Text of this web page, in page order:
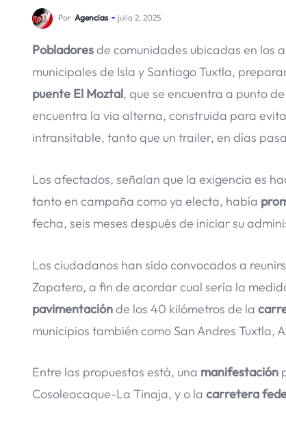
Por Agencias julio 2, 2025
Pobladoresde comunidades ubicadas en los
municipales de Isla y Santiago Tuxtla,
puente El Moztal, que se encuentra a punto
encuentra la via alterna, construida para
intransitable, tanto que un trailer, en días
Los afectados, señalan que la exigencia es
tanto en campaña como ya electa, había
fecha, seis meses después de iniciar su
Los ciudadanos han sido convocados a
Zapatero, a fin de acordar cual sería la
pavimentaciónde los 40 kilómetros de la
municipios también como San Andres Tuxtla,
Entre las propuestas está, una manifestación
Cosoleacaque-La Tinaja, y o la carretera